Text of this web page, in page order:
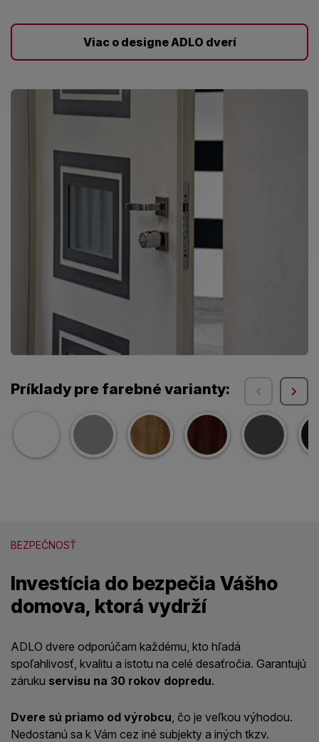
Viac o designe ADLO dverí
Príklady pre farebné varianty:
BEZPEČNOSŤ
Investícia do bezpečia Vášho
domova, ktorá vydrží
ADLO dvere odporúčam každému, kto hľadá
spoľahlivosť, kvalitu a istotu na celé desaťročia. Garantujú
záruku servisu na 30 rokov dopredu.
Dvere sú priamo od výrobcu , čo je veľkou výhodou.
Nedostanú sa k Vám cez iné subjekty a iných tkzv.